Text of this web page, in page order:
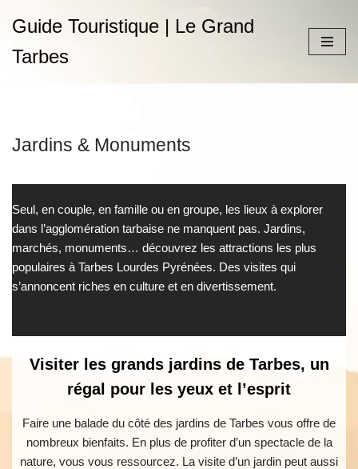
au
Guide Touristique | Le Grand
Tarbes
Jardins & Monuments
Seul, en couple, en famille ou en groupe, les lieux à explorer
dans l’agglomération tarbaise ne manquent pas. Jardins,
marchés, monuments… découvrez les attractions les plus
populaires à Tarbes Lourdes Pyrénées. Des visites qui
s’annoncent riches en culture et en divertissement.
Visiter les grands jardins de Tarbes, un
régal pour les yeux et l’esprit
Faire une balade du côté des jardins de Tarbes vous offre de
nombreux bienfaits. En plus de profiter d’un spectacle de la
nature, vous vous ressourcez. La visite d’un jardin peut aussi